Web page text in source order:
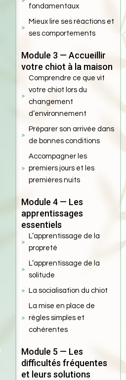
fondamentaux
Mieux lire ses réactions et
ses comportements
Module 3 — Accueillir
votre chiot à la maison
Comprendre ce que vit
votre chiot lors du
changement
d’environnement
Préparer son arrivée dans
de bonnes conditions
Accompagner les
premiers jours et les
premières nuits
Module 4 — Les
apprentissages
essentiels
L’apprentissage de la
propreté
L’apprentissage de la
solitude
La socialisation du chiot
La mise en place de
règles simples et
cohérentes
Module 5 — Les
difficultés fréquentes
et leurs solutions